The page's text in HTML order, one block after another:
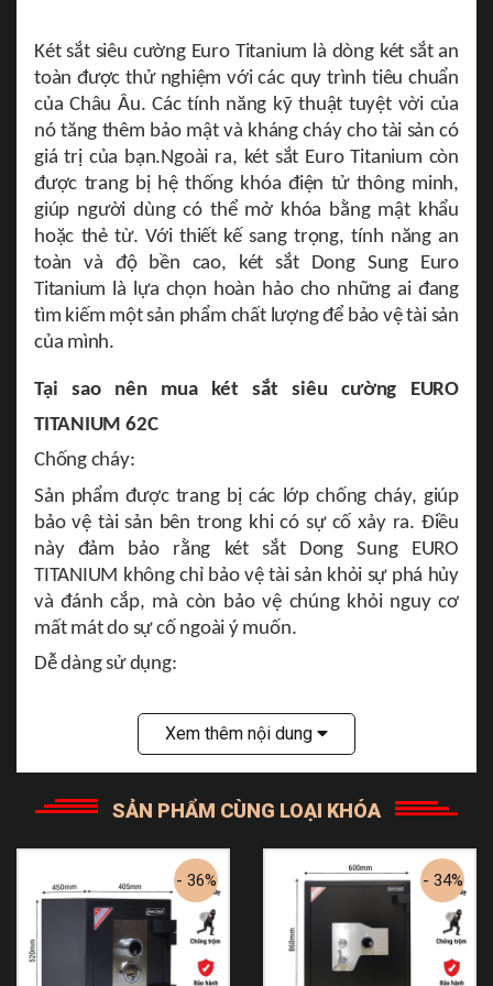
Két sắt siêu cường Euro Titanium là dòng két sắt an
toàn được thử nghiệm với các quy trình tiêu chuẩn
của Châu Âu. Các tính năng kỹ thuật tuyệt vời của
nó tăng thêm bảo mật và kháng cháy cho tài sản có
giá trị của bạn.Ngoài ra, két sắt Euro Titanium còn
được trang bị hệ thống khóa điện tử thông minh,
giúp người dùng có thể mở khóa bằng mật khẩu
hoặc thẻ từ. Với thiết kế sang trọng, tính năng an
toàn và độ bền cao, két sắt Dong Sung Euro
Titanium là lựa chọn hoàn hảo cho những ai đang
tìm kiếm một sản phẩm chất lượng để bảo vệ tài sản
của mình.
Tại sao nên mua két sắt siêu cường EURO
TITANIUM 62C
Chống cháy:
Sản phẩm được trang bị các lớp chống cháy, giúp
bảo vệ tài sản bên trong khi có sự cố xảy ra. Điều
này đảm bảo rằng két sắt Dong Sung EURO
TITANIUM không chỉ bảo vệ tài sản khỏi sự phá hủy
và đánh cắp, mà còn bảo vệ chúng khỏi nguy cơ
mất mát do sự cố ngoài ý muốn.
Dễ dàng sử dụng:
năng dễ sử dụng và tiện lợi, giúp bạn truy cập
nhanh chóng đến tài sản bên trong khi cần thiết.
Két sắt Euro Titanium được chế tạo từ thép không gỉ
chống phá hoại, chống cháy. Với đặc tính bền chắc,
độ cứng cao, két sắt Euro Titanium đảm bảo sự an
toàn và bảo vệ tài sản bên trong khỏi bị phá hủy
hoặc đánh cắp.
Thiết kế chắc chắn:
Xem thêm nội dung
SẢN PHẨM CÙNG LOẠI KHÓA
- 36% - 34%